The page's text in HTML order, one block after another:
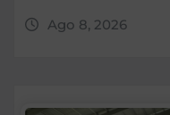
Ago 8, 2026